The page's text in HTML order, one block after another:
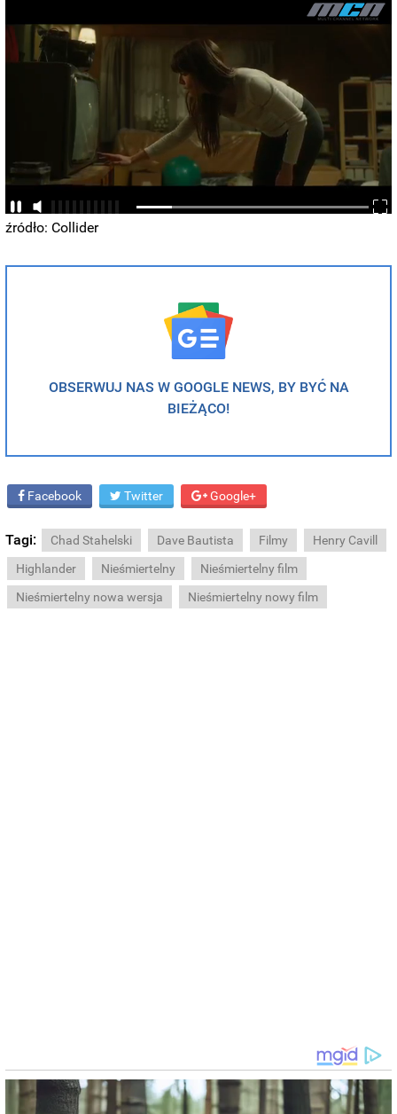
źródło: Collider
OBSERWUJ NAS W GOOGLE NEWS, BY BYĆ NA
BIEŻĄCO!
Facebook Twitter Google+
Tagi: Chad Stahelski Dave Bautista Filmy
Henry Cavill
Highlander
Nieśmiertelny
Nieśmiertelny film
Nieśmiertelny nowa wersja
Nieśmiertelny nowy film